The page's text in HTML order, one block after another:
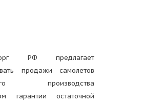
РФ предлагает
продажи самолетов
производства
гарантии остаточной